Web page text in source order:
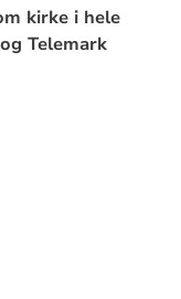
kirke i hele
Telemark